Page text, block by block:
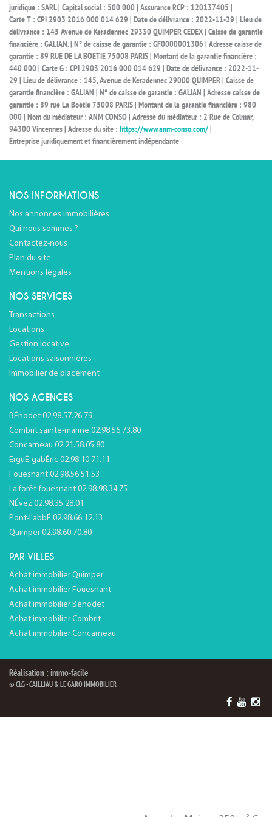
juridique : SARL | Capital social : 500 000 | Assurance RCP : 120137405 |
Carte T : CPI 2903 2016 000 014 629 | Date de délivrance : 2022-11-29 | Lieu de
délivrance : 145 Avenue de Keradennec 29330 QUIMPER CEDEX | Caisse de garantie
financière : GALIAN. | N° de caisse de garantie : GF0000001306 | Adresse caisse de
garantie : 89 RUE DE LA BOETIE 75008 PARIS | Montant de la garantie financière :
440 000 | Carte G : CPI 2903 2016 000 014 629 | Date de délivrance : 2022-11-
29 | Lieu de délivrance : 145, Avenue de Keradennec 29000 QUIMPER | Caisse de
garantie financière : GALIAN | N° de caisse de garantie : GALIAN | Adresse caisse de
garantie : 89 rue La Boétie 75008 PARIS | Montant de la garantie financière : 980
000 | Nom du médiateur : ANM CONSO | Adresse du médiateur : 2 Rue de Colmar,
94300 Vincennes | Adresse du site : https://www.anm-conso.com/
Entreprise juridiquement et financièrement indépendante
NOS INFORMATIONS
Nos annonces immobilières
Qui nous sommes ?
Contactez-nous
Plan du site
Mentions légales
NOS SERVICES
Transactions
Locations
Gestion locative
Locations saisonnières
Immobilier de placement
NOS AGENCES
BÉnodet 02.98.57.26.79
Combrit sainte-marine 02.98.56.73.80
Concarneau 02.21.58.05.80
ErguÉ-gabÉric 02.98.10.71.11
Fouesnant 02.98.56.51.53
La forêt-fouesnant 02.98.98.34.75
NÉvez 02.98.35.28.01
Pont-l'abbÉ 02.98.66.12.13
Quimper 02.98.60.70.80
PAR VILLES
Achat immobilier Quimper
Achat immobilier Fouesnant
Achat immobilier Bénodet
Achat immobilier Combrit
Achat immobilier Concarneau
Réalisation : immo-facile
© CLG - CAILLIAU & LE GARO IMMOBILIER